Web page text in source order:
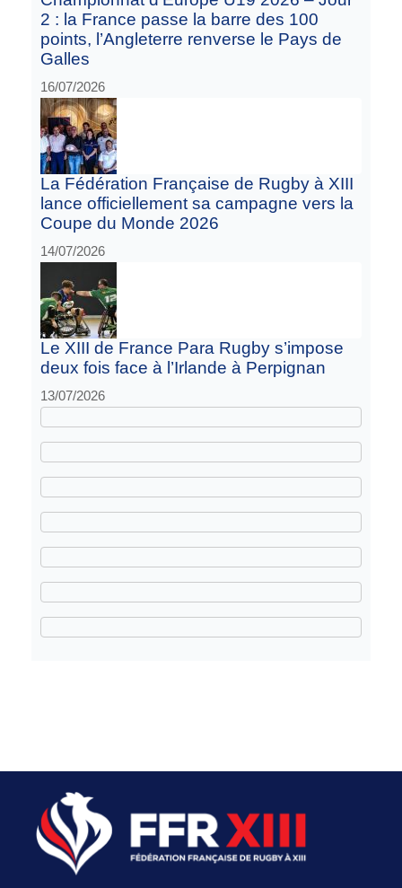
2 : la France passe la barre des 100
points, l’Angleterre renverse le Pays de
Galles
16/07/2026
La Fédération Française de Rugby à XIII
lance officiellement sa campagne vers la
Coupe du Monde 2026
14/07/2026
Le XIII de France Para Rugby s’impose
deux fois face à l’Irlande à Perpignan
13/07/2026